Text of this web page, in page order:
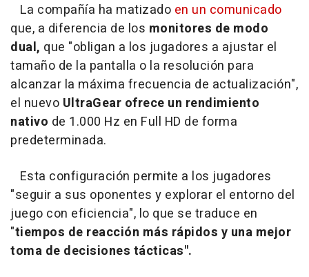
La compañía ha matizado en un comunicado
que, a diferencia de los monitores de modo
dual, que "obligan a los jugadores a ajustar el
tamaño de la pantalla o la resolución para
alcanzar la máxima frecuencia de actualización",
el nuevo UltraGear ofrece un rendimiento
nativo de 1.000 Hz en Full HD de forma
predeterminada.
Esta configuración permite a los jugadores
"seguir a sus oponentes y explorar el entorno del
juego con eficiencia", lo que se traduce en
"tiempos de reacción más rápidos y una mejor
toma de decisiones tácticas".